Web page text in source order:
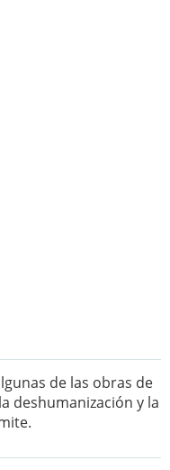
de las obras de
deshumanización y la